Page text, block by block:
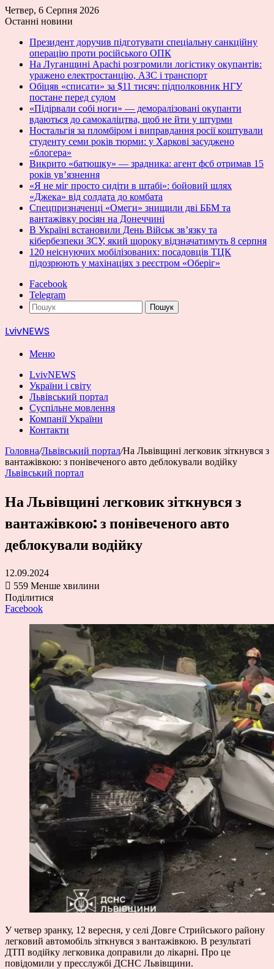
Четвер, 6 Серпня 2026
Останні новини
Президент доручив підготувати спеціальну санкційну
операцію проти російського ОПК
На Луганщині Apachi розгромили логістику окупантів:
уражено електростанцію, АЗС і транспорт
Обіцяв «списати» за $11 тисяч: підполковник НГУ
постане перед судом
«Підірвали собі ноги» — деморалізовані окупанти
вдаються до самокаліцтва, щоб не йти у штурми
Ностальгія за пломбіром і виправдання росії коштували
студенту семи років тюрми: у Харкові засуджено
«блогера»
Викрито «батюшку» — зрадника: агент фсб отримав 15
років ув’язнення
«Я не міг просто сидіти в штабі»: бойовий шлях
«Джека» від солдата до комбата
Спецпризначенці «Омеги» знищили дві ББМ та
вантажівку росіян на Донеччині
В Україні встановили День Військ зв’язку та
кібербезпеки ЗСУ, який щороку відзначатимуть 8 серпня
120 неіснуючих мобілізованих: посадовців ТЦК
підозрюють у махінаціях з реєстром «Оберіг»
Facebook
Telegram
Пошук
LvivNEWS
Меню
LvivNEWS
України і світу
Львівський портал
Суспільне мовлення
Компанії України
Контакти
Головна/Львівський портал/На Львівщині легковик зіткнувся з
вантажівкою: з понівеченого авто деблокували водійку
Львівський портал
На Львівщині легковик зіткнувся з
вантажівкою: з понівеченого авто
деблокували водійку
12.09.2024
559 Менше хвилини
Поділитися
Facebook
У четвер зранку, 12 вересня, у селі Довге Стрийського району
легковий автомобіль зіткнувся з вантажівкою. В результаті
ДТП водійку легковика доправили до лікарні. Про це
повідомили у пресслужбі ДСНС Львівщини.